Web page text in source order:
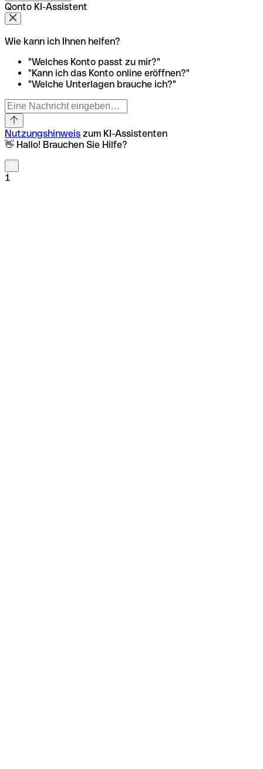
Qonto KI-Assistent
Wie kann ich Ihnen helfen?
"Welches Konto passt zu mir?"
"Kann ich das Konto online eröffnen?"
"Welche Unterlagen brauche ich?"
Nutzungshinweis zum KI-Assistenten
👋 Hallo! Brauchen Sie Hilfe?
1